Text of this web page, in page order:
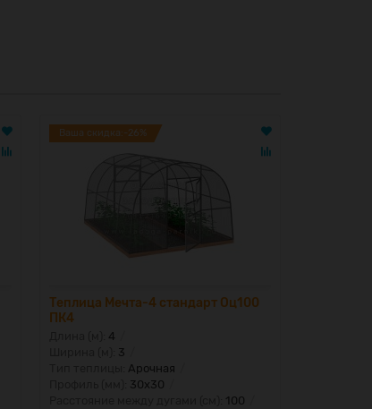
Ваша скидка:-26%
Теплица Мечта-4 стандарт Оц100
ПК4
4
3
Арочная
30x30
100